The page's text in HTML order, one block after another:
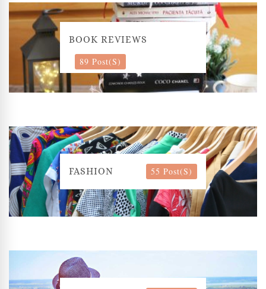
BOOK REVIEWS
89 Post(s)
FASHION 55 Post(s)